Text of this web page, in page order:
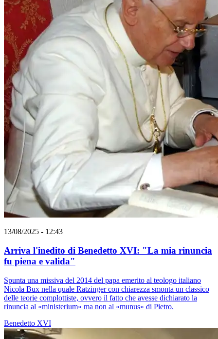
13/08/2025 - 12:43
Arriva l'inedito di Benedetto XVI: "La mia rinuncia
fu piena e valida"
Spunta una missiva del 2014 del papa emerito al teologo italiano
Nicola Bux nella quale Ratzinger con chiarezza smonta un classico
delle teorie complottiste, ovvero il fatto che avesse dichiarato la
rinuncia al «ministerium» ma non al «munus» di Pietro.
Benedetto XVI